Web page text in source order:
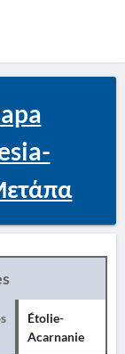
Étolie-
Acarnanie